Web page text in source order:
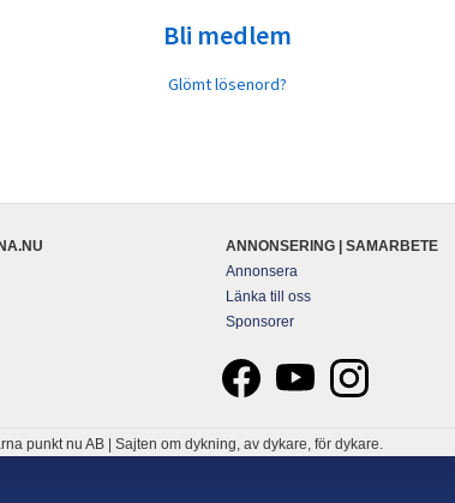
Bli medlem
Glömt lösenord?
ANNONSERING | SAMARBETE
Annonsera
Länka till oss
Sponsorer
punkt nu AB | Sajten om dykning, av dykare, för dykare.